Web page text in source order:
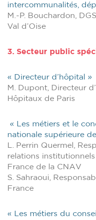
intercommunalités,
M.-P. Bouchardon,
Val d’Oise
3. Secteur public
« Directeur d’hôpital »
M. Dupont, Directeur
Hôpitaux de Paris
« Les métiers et le
nationale supérieure
L. Perrin Quermel,
relations
France de la CNAV
S. Sahraoui,
France
« Les métiers du